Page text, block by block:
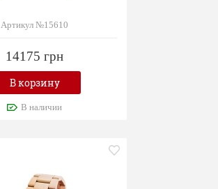
Артикул №15610
14175 грн
В корзину
В наличии